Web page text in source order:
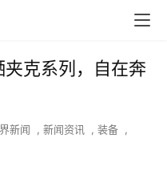
克系列，自在奔
新闻 , 新闻资讯 , 装备
,